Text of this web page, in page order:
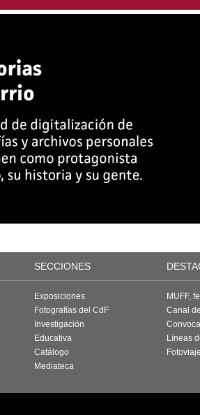
SECCIONES
Exposiciones
Fotografías del CdF
Investigación
Educativa
Catálogo
Mediateca
MUFF,
Canal
Líneas